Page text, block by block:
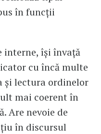
în funcții
interne, își învață
cu încă multe
și lectura ordinelor
mai coerent în
Are nevoie de
în discursul